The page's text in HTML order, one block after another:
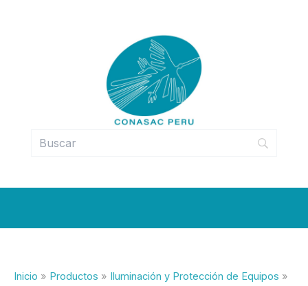
Inicio Productos
Iluminación y Protección de Equipos